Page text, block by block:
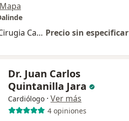
Mapa
Primera visita Cirugia Cardiovascular y del Torax Precio sin especificar
Dr. Juan Carlos
Quintanilla Jara
Cardiólogo · Ver más
4 opiniones